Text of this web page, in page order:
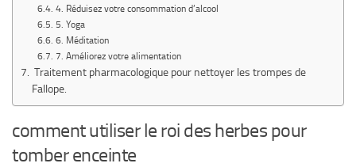
4. Réduisez votre consommation d’alcool
5. Yoga
6. Méditation
7. Améliorez votre alimentation
Traitement pharmacologique pour nettoyer les trompes de
Fallope.
comment utiliser le roi des herbes pour
tomber enceinte